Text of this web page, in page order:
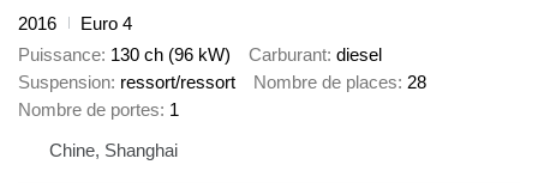
2016
Euro 4
Puissance 130 ch (96 kW) Carburant diesel
Suspension ressort/ressort Nombre de places 28
Nombre de portes 1
Chine, Shanghai